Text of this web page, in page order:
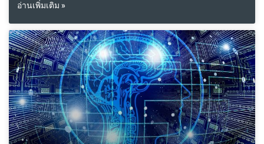
อ่านเพิ่มเติม »